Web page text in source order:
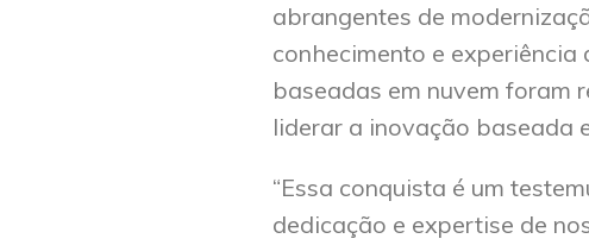
abrangentes de
conhecimento e
baseadas em nuvem foram
liderar a inovação baseada
“Essa conquista é um
dedicação e expertise de